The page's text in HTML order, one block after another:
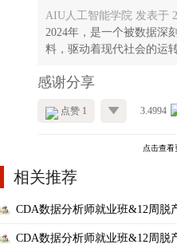
AIU人工智能学院 发表于
2024年，是一个被数据深
料，驱动着现代社会的运
感谢分享
点赞 1 3.4994
点击查看
相关推荐
CDA数据分析师就业班&12周脱
CDA数据分析师就业班&12周脱